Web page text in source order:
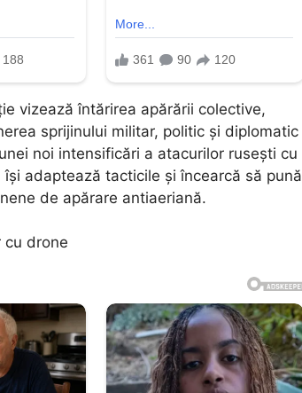
vizează întărirea apărării colective,
sprijinului militar, politic și diplomatic
noi intensificări a atacurilor rusești cu
adaptează tacticile și încearcă să pună
de apărare antiaeriană.
cu drone